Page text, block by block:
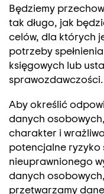
Będziemy
tak długo, jak
celów, dla których
potrzeby
księgowych lub
sprawozdawczości.
Aby określić
danych
charakter i
potencjalne ryzyko
nieuprawnionego
danych
przetwarzamy